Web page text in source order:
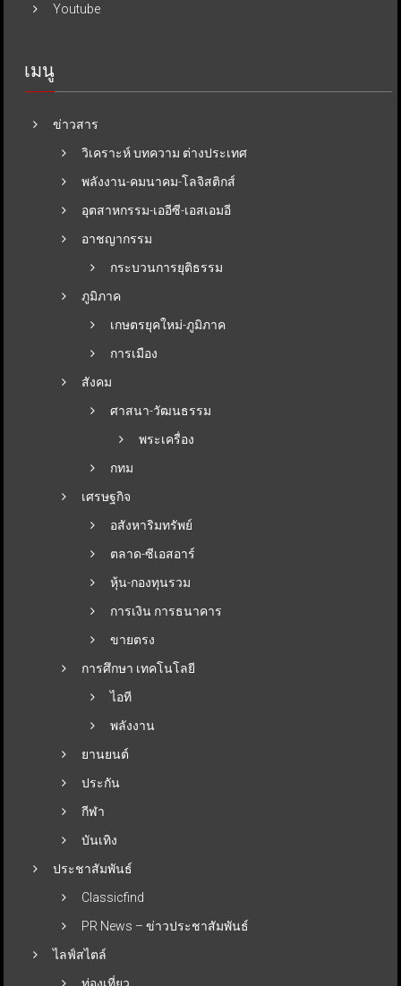
Youtube
เมนู
ข่าวสาร
วิเคราะห์ บทความ ต่างประเทศ
พลังงาน-คมนาคม-โลจิสติกส์
อุตสาหกรรม-เออีซี-เอสเอมอี
อาชญากรรม
กระบวนการยุติธรรม
ภูมิภาค
เกษตรยุคใหม่-ภูมิภาค
การเมือง
สังคม
ศาสนา-วัฒนธรรม
พระเครื่อง
กทม
เศรษฐกิจ
อสังหาริมทรัพย์
ตลาด-ซีเอสอาร์
หุ้น-กองทุนรวม
การเงิน การธนาคาร
ขายตรง
การศึกษา เทคโนโลยี
ไอที
พลังงาน
ยานยนต์
ประกัน
กีฬา
บันเทิง
ประชาสัมพันธ์
Classicfind
PR News – ข่าวประชาสัมพันธ์
ไลฟ์สไตล์
ท่องเที่ยว